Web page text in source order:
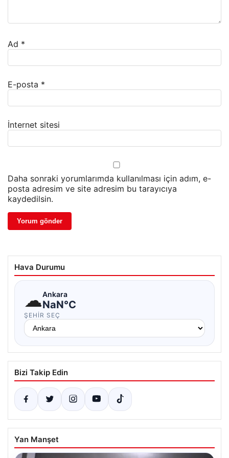
Ad *
E-posta *
İnternet sitesi
Daha sonraki yorumlarımda kullanılması için adım, e-
posta adresim ve site adresim bu tarayıcıya
kaydedilsin.
Hava Durumu
☁Ankara
NaN°C
ŞEHIR SEÇ
Bizi Takip Edin
Yan Manşet